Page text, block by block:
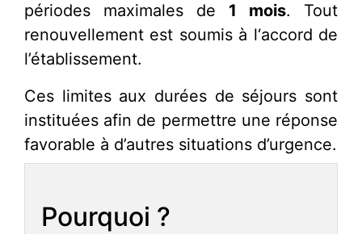
périodes maximales de 1 mois. Tout
renouvellement est soumis à l‘accord de
l’établissement.
Ces limites aux durées de séjours sont
instituées afin de permettre une réponse
favorable à d’autres situations d’urgence.
Pourquoi ?